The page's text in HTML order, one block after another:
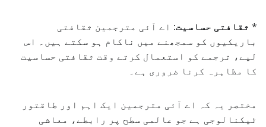
* ثقافتی حساسیت: اے آئی مترجمین ثقافتی
باریکیوں کو سمجھنے میں ناکام ہو سکتے ہیں۔ اس
لیے، ترجمے کو استعمال کرتے وقت ثقافتی حساسیت
کا مظاہرہ کرنا ضروری ہے۔
مختصر یہ کہ اے آئی مترجمین ایک اہم اور طاقتور
ٹیکنالوجی ہے جو عالمی سطح پر رابطے، معاشی